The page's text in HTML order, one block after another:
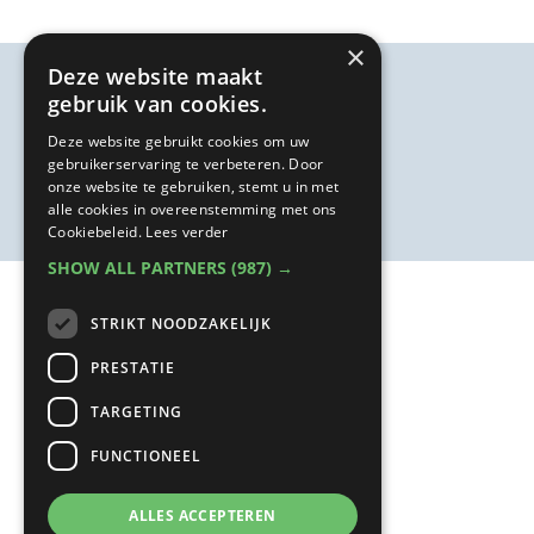
×
Deze website maakt
gebruik van cookies.
Deze website gebruikt cookies om uw
gebruikerservaring te verbeteren. Door
onze website te gebruiken, stemt u in met
alle cookies in overeenstemming met ons
Cookiebeleid. Lees verder
SHOW ALL PARTNERS (987) →
STRIKT NOODZAKELIJK
PRESTATIE
TARGETING
FUNCTIONEEL
ALLES ACCEPTEREN